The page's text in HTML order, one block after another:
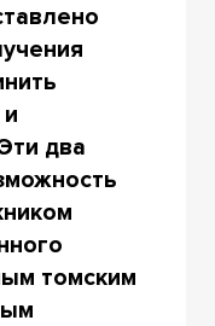
два
томским